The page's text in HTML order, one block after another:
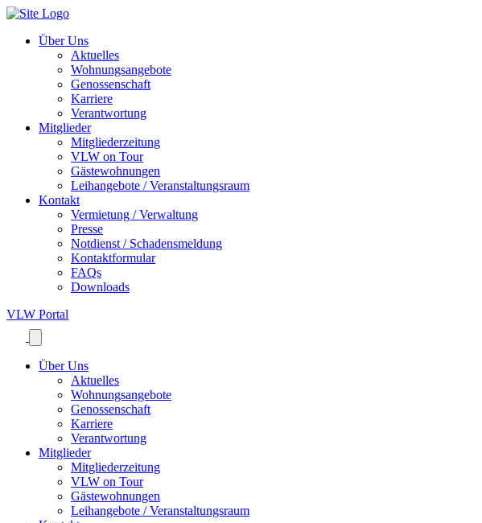
Über Uns
Aktuelles
Wohnungsangebote
Genossenschaft
Karriere
Verantwortung
Mitglieder
Mitgliederzeitung
VLW on Tour
Gästewohnungen
Leihangebote / Veranstaltungsraum
Kontakt
Vermietung / Verwaltung
Presse
Notdienst / Schadensmeldung
Kontaktformular
FAQs
Downloads
VLW Portal
Über Uns
Aktuelles
Wohnungsangebote
Genossenschaft
Karriere
Verantwortung
Mitglieder
Mitgliederzeitung
VLW on Tour
Gästewohnungen
Leihangebote / Veranstaltungsraum